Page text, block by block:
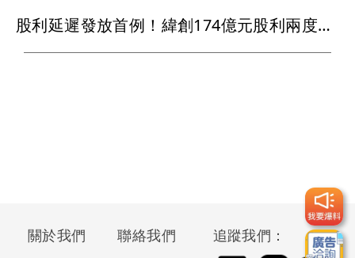
股利延遲發放首例！緯創174億元股利兩度遲發 金管會恐開罰
關於我們
聯絡我們
追蹤我們：